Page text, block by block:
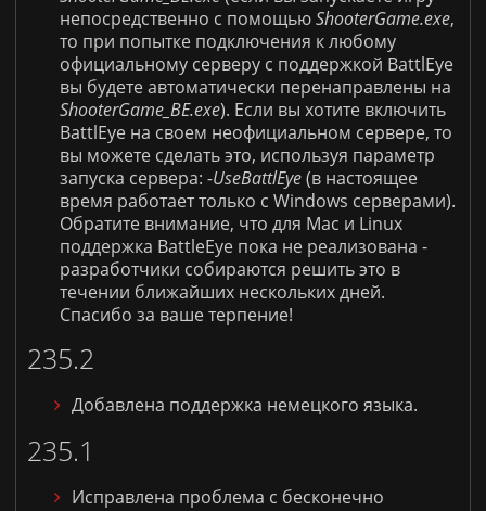
непосредственно с помощьюShooterGame.exe,
то при попытке подключения к любому
официальному серверу с поддержкой BattlEye
вы будете автоматически перенаправлены на
ShooterGame_BE.exe). Если вы хотите включить
BattlEye на своем неофициальном сервере, то
вы можете сделать это, используя параметр
запуска сервера: -UseBattlEye(в настоящее
время работает только с Windows серверами).
Обратите внимание, что для Mac и Linux
поддержка BattleEye пока не реализована -
разработчики собираются решить это в
течении ближайших нескольких дней.
Спасибо за ваше терпение!
235.2
Добавлена поддержка немецкого языка.
235.1
Исправлена проблема с бесконечно